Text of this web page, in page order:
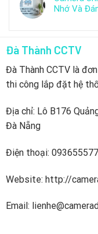
Nhớ Và
Đà Thành CCTV
Đà Thành CCTV là
thi công lắp đặt hệ
Địa chỉ: Lô B176
Đà Nẵng
Điện thoại:
Website: http://
Email: